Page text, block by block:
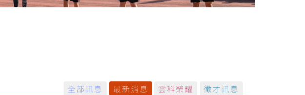
全部訊息 最新消息 雲科榮耀 徵才訊息